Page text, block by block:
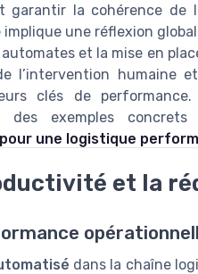
la cohérence de
implique une réflexion
et la mise en
l’intervention humaine
clés de
des exemples
une logistique
et la
dans la chaîne